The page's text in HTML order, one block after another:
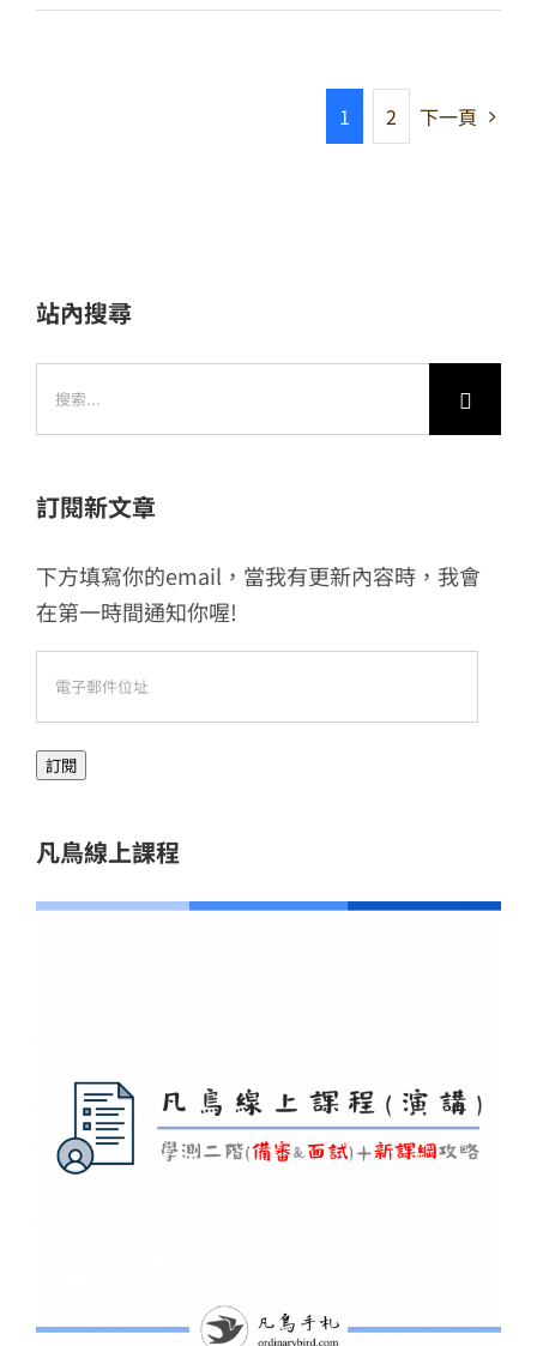
1 2 下一頁
站內搜尋
訂閱新文章
下方填寫你的email，當我有更新內容時，我會
在第一時間通知你喔!
件
址
訂閱
凡鳥線上課程